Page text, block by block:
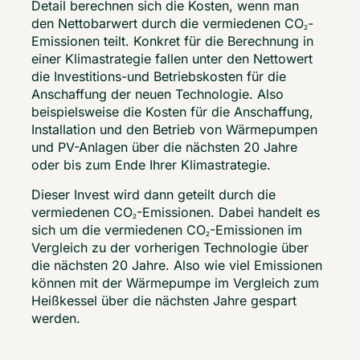
Detail berechnen sich die Kosten, wenn man
den Nettobarwert durch die vermiedenen CO2-
Emissionen teilt. Konkret für die Berechnung in
einer Klimastrategie fallen unter den Nettowert
die Investitions-und Betriebskosten für die
Anschaffung der neuen Technologie. Also
beispielsweise die Kosten für die Anschaffung,
Installation und den Betrieb von Wärmepumpen
und PV-Anlagen über die nächsten 20 Jahre
oder bis zum Ende Ihrer Klimastrategie.
Dieser Invest wird dann geteilt durch die
vermiedenen CO2-Emissionen. Dabei handelt es
sich um die vermiedenen CO2-Emissionen im
Vergleich zu der vorherigen Technologie über
die nächsten 20 Jahre. Also wie viel Emissionen
können mit der Wärmepumpe im Vergleich zum
Heißkessel über die nächsten Jahre gespart
werden.